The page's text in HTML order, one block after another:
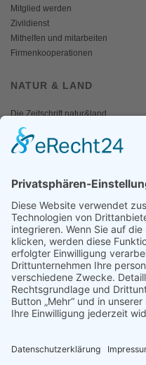
Mitglied werden
Zivildienst
Mithelfen und mitarbeiten
Firmenkooperationen
NATUR & LAND
Die Zeitschrift natur&land
Archiv
Mediadaten
Fotos und Logos
Presseaussendungen
Presse
Presseinformationen abonnieren
ÜBER UNS
Naturschutzbund
Naturschutzjugend